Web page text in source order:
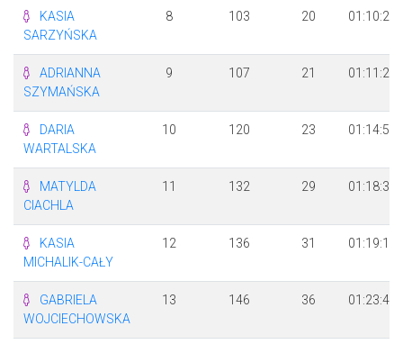
KASIA
SARZYŃSKA
8 103 20 01:10:20
ADRIANNA
SZYMAŃSKA
9 107 21 01:11:24
DARIA
WARTALSKA
10 120 23 01:14:52
MATYLDA
CIACHLA
11 132 29 01:18:36
KASIA
MICHALIK-CAŁY
12 136 31 01:19:12
GABRIELA
WOJCIECHOWSKA
13 146 36 01:23:42